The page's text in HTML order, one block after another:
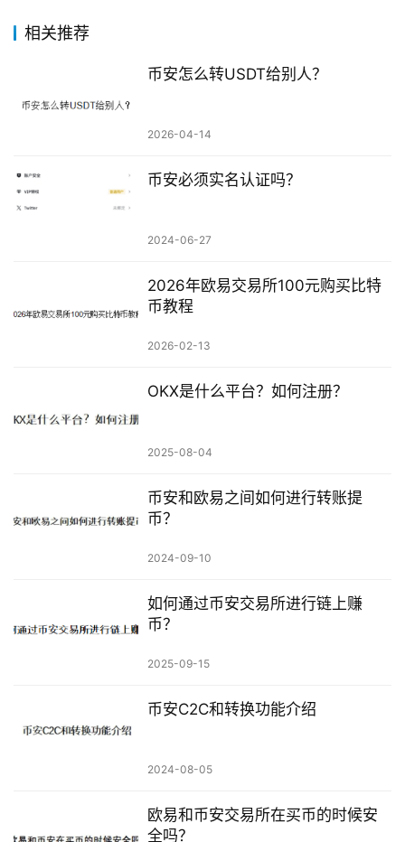
相关推荐
币安怎么转USDT给别人？
2026-04-14
币安必须实名认证吗？
2024-06-27
2026年欧易交易所100元购买比特
币教程
2026-02-13
OKX是什么平台？如何注册？
2025-08-04
币安和欧易之间如何进行转账提
币？
2024-09-10
如何通过币安交易所进行链上赚
币？
2025-09-15
币安C2C和转换功能介绍
2024-08-05
欧易和币安交易所在买币的时候安
全吗？